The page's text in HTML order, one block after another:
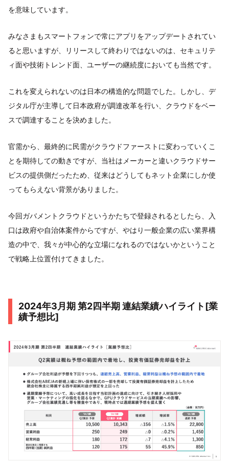
を意味しています。
みなさまもスマートフォンで常にアプリをアップデートされてい
ると思いますが、リリースして終わりではないのは、セキュリテ
ィ面や技術トレンド面、ユーザーの継続度においても当然です。
これを変えられないのは日本の構造的な問題でした。しかし、デ
ジタル庁が主導して日本政府が調達改革を行い、クラウドをベー
スで調達することを決めました。
官需から、最終的に民需がクラウドファーストに変わっていくこ
とを期待しての動きですが、当社はメーカーと違いクラウドサー
ビスの提供側だったため、従来はどうしてもネット企業にしか使
ってもらえない背景がありました。
今回ガバメントクラウドというかたちで登録されるとしたら、入
口は政府や自治体案件からですが、やはり一般企業の広い業界構
造の中で、我々が中心的な立場になれるのではないかということ
で戦略上位置付けてきました。
2024年3月期 第2四半期 連結業績ハイライト[業
績予想比]